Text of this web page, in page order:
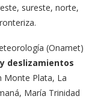
sureste, norte,
(Onamet)
deslizamientos
Monte Plata, La
María Trinidad